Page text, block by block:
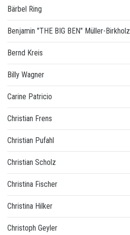
Bärbel Ring
Benjamin "THE BIG BEN" Müller-Birkholz
Bernd Kreis
Billy Wagner
Carine Patricio
Christian Frens
Christian Pufahl
Christian Scholz
Christina Fischer
Christina Hilker
Christoph Geyler